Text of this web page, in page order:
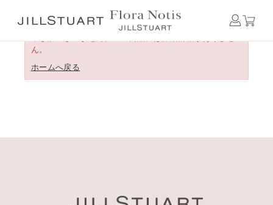
ん。
ホームへ戻る